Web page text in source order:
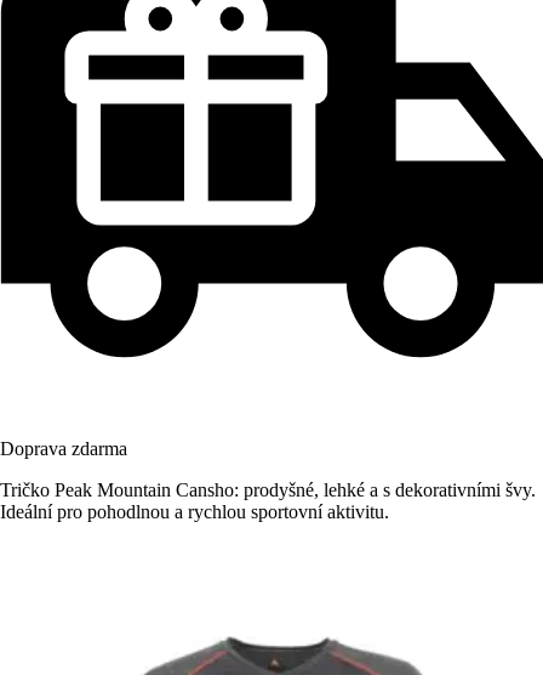
Doprava zdarma
Tričko Peak Mountain Cansho: prodyšné, lehké a s dekorativními švy.
Ideální pro pohodlnou a rychlou sportovní aktivitu.